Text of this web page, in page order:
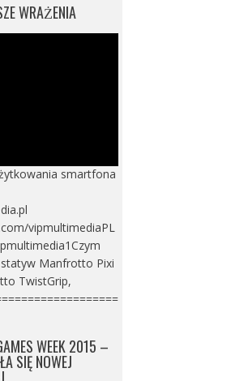
WRAŻENIA
smartfona
vipmultimediaPL
Manfrotto Pixi
TwistGrip,
WEEK 2015 –
SIĘ NOWEJ